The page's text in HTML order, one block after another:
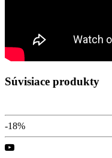
Súvisiace produkty
-18%